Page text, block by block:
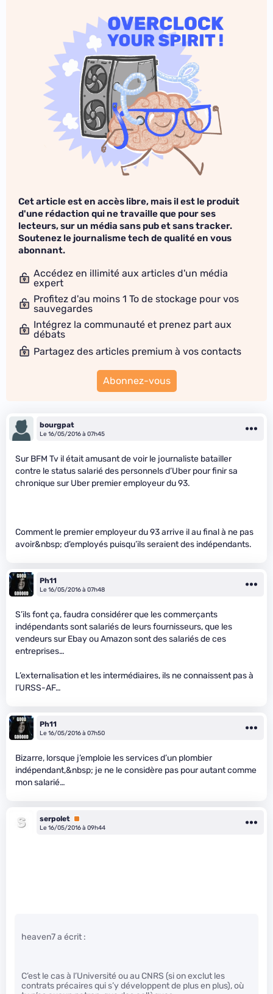
Cet article est en accès libre, mais il est le produit
d'une rédaction qui ne travaille que pour ses
lecteurs, sur un média sans pub et sans tracker.
Soutenez le journalisme tech de qualité en vous
abonnant.
Accédez en illimité aux articles d'un média
expert
Profitez d'au moins 1 To de stockage pour vos
sauvegardes
Intégrez la communauté et prenez part aux
débats
Partagez des articles premium à vos contacts
Abonnez-vous
bourgpat
Le 16/05/2016 à 07h45
Sur BFM Tv il était amusant de voir le journaliste batailler
contre le status salarié des personnels d’Uber pour finir sa
chronique sur Uber premier employeur du 93.
Comment le premier employeur du 93 arrive il au final à ne pas
avoir&nbsp; d’employés puisqu’ils seraient des indépendants.
Ph11
Le 16/05/2016 à 07h48
S’ils font ça, faudra considérer que les commerçants
indépendants sont salariés de leurs fournisseurs, que les
vendeurs sur Ebay ou Amazon sont des salariés de ces
entreprises…
L’externalisation et les intermédiaires, ils ne connaissent pas à
l’URSS-AF…
Ph11
Le 16/05/2016 à 07h50
Bizarre, lorsque j’emploie les services d’un plombier
indépendant,&nbsp; je ne le considère pas pour autant comme
mon salarié…
serpolet Premium
Le 16/05/2016 à 09h44
heaven7 a écrit :
C’est le cas à l’Université ou au CNRS (si on exclut les
contrats précaires qui s’y développent de plus en plus), où